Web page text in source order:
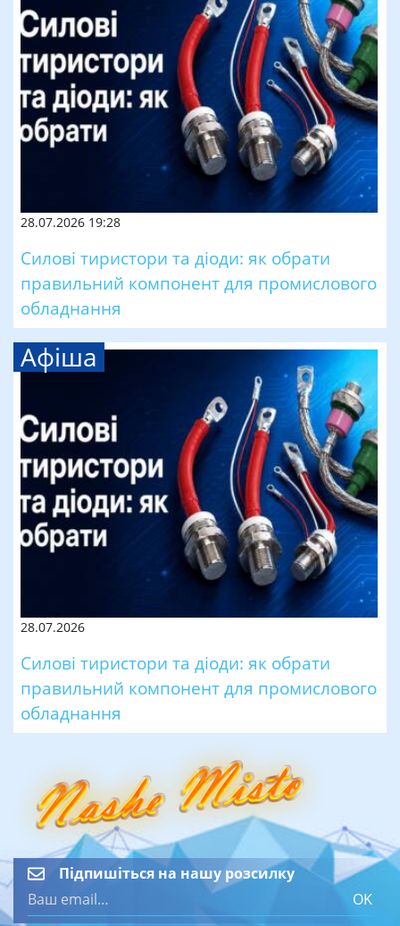
28.07.2026 19:28
Силові тиристори та діоди: як обрати
правильний компонент для промислового
обладнання
Афіша
28.07.2026
Силові тиристори та діоди: як обрати
правильний компонент для промислового
обладнання
Підпишіться на нашу розсилку
OK